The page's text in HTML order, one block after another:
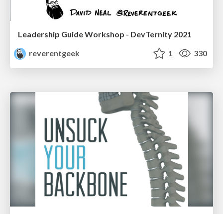
Leadership Guide Workshop - DevTernity 2021
reverentgeek
1 330